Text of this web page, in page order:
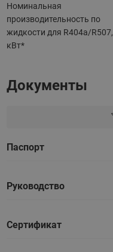
Номинальная
производительность по
жидкости для R404a/R507,
кВт*
Документы
Паспорт
Руководство
Сертификат